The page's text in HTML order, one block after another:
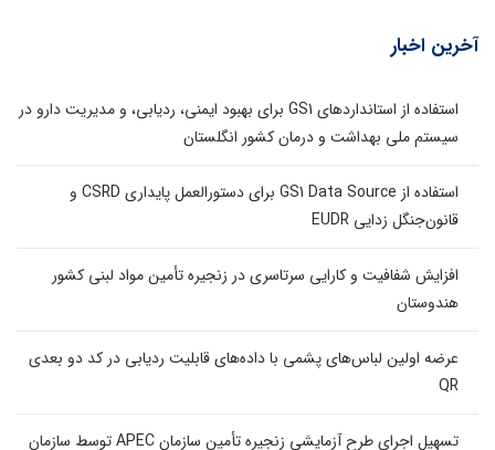
آخرین اخبار
استفاده از استانداردهای GS1 برای بهبود ایمنی، ردیابی، و مدیریت دارو در
سیستم ملی بهداشت و درمان کشور انگلستان
استفاده از GS1 Data Source برای دستورالعمل پایداری CSRD و
قانون‌جنگل زدایی EUDR
افزایش شفافیت و کارایی سرتاسری در زنجیره تأمین مواد لبنی کشور
هندوستان
عرضه اولین لباس‌های پشمی با داده‌های قابلیت ردیابی در کد دو بعدی
QR
تسهیل اجرای طرح آزمایشی زنجیره تأمین سازمان APEC توسط سازمان